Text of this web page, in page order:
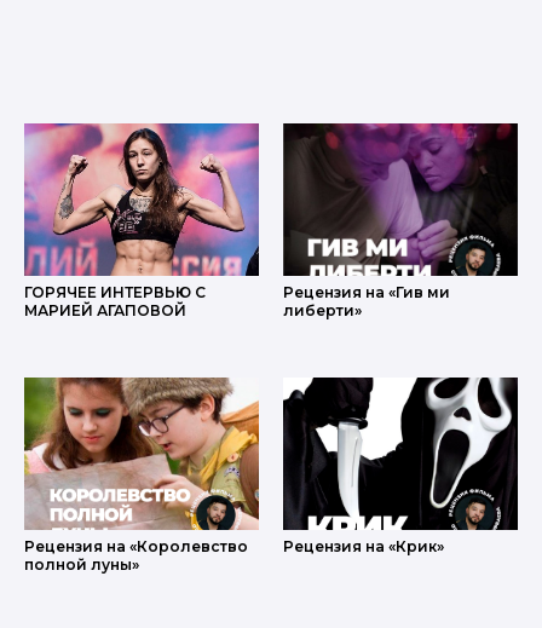
ГОРЯЧЕЕ ИНТЕРВЬЮ С
МАРИЕЙ АГАПОВОЙ
Рецензия на «Гив ми
либерти»
Рецензия на «Королевство
полной луны»
Рецензия на «Крик»